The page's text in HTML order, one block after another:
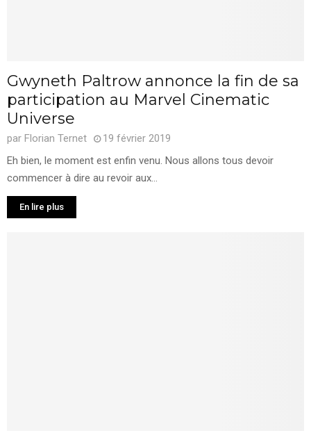
Gwyneth Paltrow annonce la fin de sa
participation au Marvel Cinematic
Universe
par Florian Ternet
19 février 2019
Eh bien, le moment est enfin venu. Nous allons tous devoir
commencer à dire au revoir aux...
En lire plus